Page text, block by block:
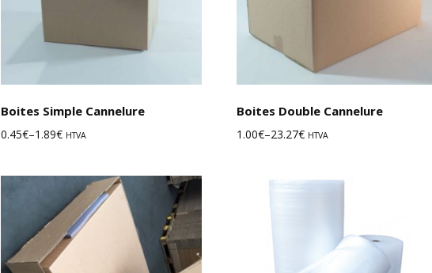
Boites Simple Cannelure
0.45€–1.89€ HTVA
Boites Double Cannelure
1.00€–23.27€ HTVA